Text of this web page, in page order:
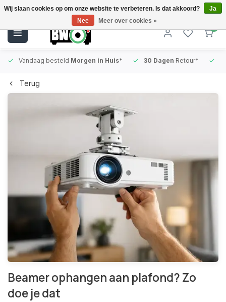
Vandaag besteld Morgen in Huis* 30 Dagen Retour*
Terug
Beamer ophangen aan plafond? Zo
doe je dat
Wij slaan cookies op om onze website te verbeteren. Is dat akkoord?
Ja
Nee
Meer over cookies »